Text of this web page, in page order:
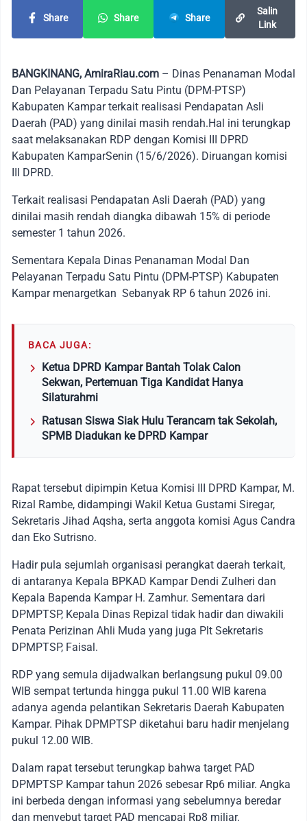
Share Share Share
Salin
Link
BANGKINANG, AmiraRiau.com – Dinas Penanaman Modal
Dan Pelayanan Terpadu Satu Pintu (DPM-PTSP)
Kabupaten Kampar terkait realisasi Pendapatan Asli
Daerah (PAD) yang dinilai masih rendah.Hal ini terungkap
saat melaksanakan RDP dengan Komisi III DPRD
Kabupaten KamparSenin (15/6/2026). Diruangan komisi
III DPRD.
Terkait realisasi Pendapatan Asli Daerah (PAD) yang
dinilai masih rendah diangka dibawah 15% di periode
semester 1 tahun 2026.
Sementara Kepala Dinas Penanaman Modal Dan
Pelayanan Terpadu Satu Pintu (DPM-PTSP) Kabupaten
Kampar menargetkan Sebanyak RP 6 tahun 2026 ini.
BACA JUGA:
Ketua DPRD Kampar Bantah Tolak Calon
Sekwan, Pertemuan Tiga Kandidat Hanya
Silaturahmi
Ratusan Siswa Siak Hulu Terancam tak Sekolah,
SPMB Diadukan ke DPRD Kampar
Rapat tersebut dipimpin Ketua Komisi III DPRD Kampar, M.
Rizal Rambe, didampingi Wakil Ketua Gustami Siregar,
Sekretaris Jihad Aqsha, serta anggota komisi Agus Candra
dan Eko Sutrisno.
Hadir pula sejumlah organisasi perangkat daerah terkait,
di antaranya Kepala BPKAD Kampar Dendi Zulheri dan
Kepala Bapenda Kampar H. Zamhur. Sementara dari
DPMPTSP, Kepala Dinas Repizal tidak hadir dan diwakili
Penata Perizinan Ahli Muda yang juga Plt Sekretaris
DPMPTSP, Faisal.
RDP yang semula dijadwalkan berlangsung pukul 09.00
WIB sempat tertunda hingga pukul 11.00 WIB karena
adanya agenda pelantikan Sekretaris Daerah Kabupaten
Kampar. Pihak DPMPTSP diketahui baru hadir menjelang
pukul 12.00 WIB.
Dalam rapat tersebut terungkap bahwa target PAD
DPMPTSP Kampar tahun 2026 sebesar Rp6 miliar. Angka
ini berbeda dengan informasi yang sebelumnya beredar
dan menyebut target PAD mencapai Rp8 miliar.